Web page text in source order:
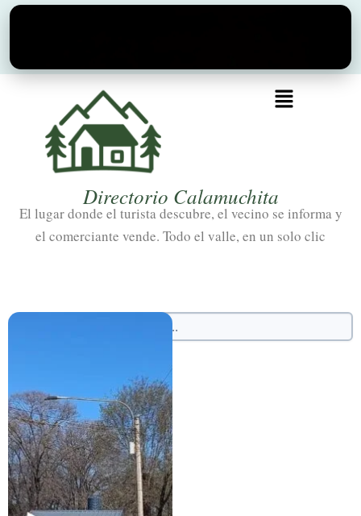
contenido
Menú
Directorio Calamuchita
El lugar donde el turista descubre, el vecino se informa y
el comerciante vende. Todo el valle, en un solo clic